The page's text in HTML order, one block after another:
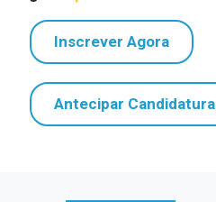
Inscrever Agora
Antecipar Candidatura